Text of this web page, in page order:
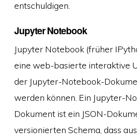
entschuldigen.
Jupyter Notebook
Jupyter Notebook (früher
eine web-basierte interaktive
der Jupyter-Notebook-
werden können. Ein Jupyter-
Dokument ist ein JSON-
versionierten Schema, dass